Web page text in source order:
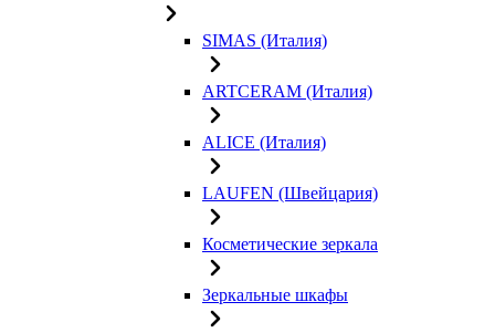
SIMAS (Италия)
ARTCERAM (Италия)
ALICE (Италия)
LAUFEN (Швейцария)
Косметические зеркала
Зеркальные шкафы